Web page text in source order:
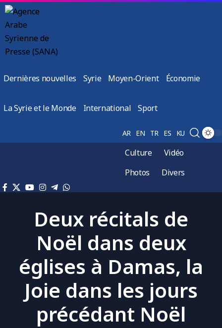
Dernières nouvelles Syrie Moyen-Orient Économie
La Syrie et le Monde International Sport
AR EN TR ES KU
Culture
Vidéo
Photos
Divers
Deux récitals de
Noël dans deux
églises à Damas, la
Joie dans les jours
précédant Noël